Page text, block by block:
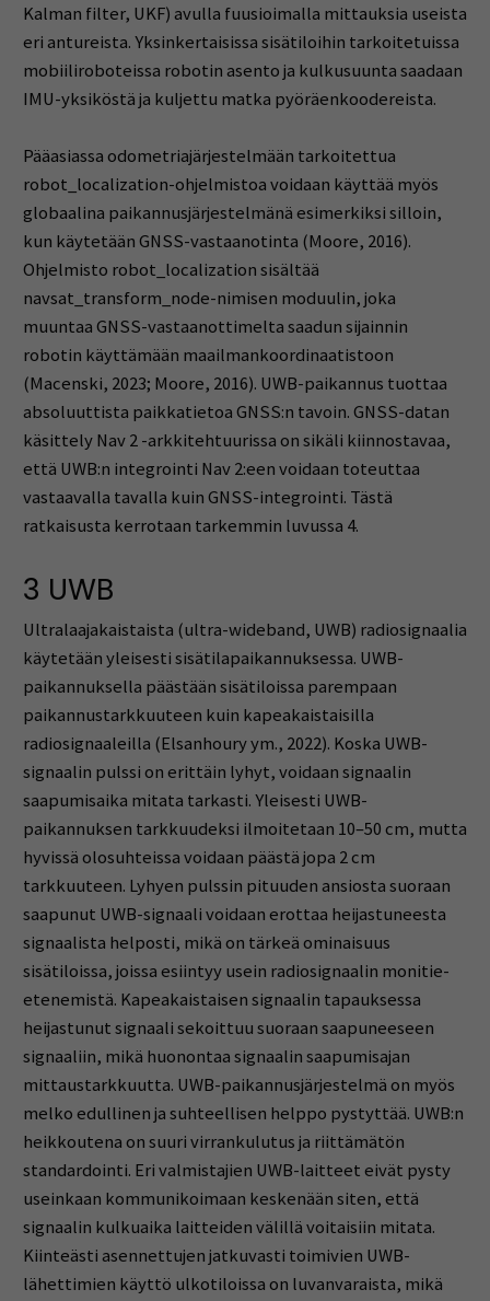
Kalman filter, UKF) avulla fuusioimalla mittauksia useista
eri antureista. Yksinkertaisissa sisätiloihin tarkoitetuissa
mobiiliroboteissa robotin asento ja kulkusuunta saadaan
IMU-yksiköstä ja kuljettu matka pyöräenkoodereista.
Pääasiassa odometriajärjestelmään tarkoitettua
robot_localization-ohjelmistoa voidaan käyttää myös
globaalina paikannusjärjestelmänä esimerkiksi silloin,
kun käytetään GNSS-vastaanotinta (Moore, 2016).
Ohjelmisto robot_localization sisältää
navsat_transform_node-nimisen moduulin, joka
muuntaa GNSS-vastaanottimelta saadun sijainnin
robotin käyttämään maailmankoordinaatistoon
(Macenski, 2023; Moore, 2016). UWB-paikannus tuottaa
absoluuttista paikkatietoa GNSS:n tavoin. GNSS-datan
käsittely Nav 2 -arkkitehtuurissa on sikäli kiinnostavaa,
että UWB:n integrointi Nav 2:een voidaan toteuttaa
vastaavalla tavalla kuin GNSS-integrointi. Tästä
ratkaisusta kerrotaan tarkemmin luvussa 4.
3 UWB
Ultralaajakaistaista (ultra-wideband, UWB) radiosignaalia
käytetään yleisesti sisätilapaikannuksessa. UWB-
paikannuksella päästään sisätiloissa parempaan
paikannustarkkuuteen kuin kapeakaistaisilla
radiosignaaleilla (Elsanhoury ym., 2022). Koska UWB-
signaalin pulssi on erittäin lyhyt, voidaan signaalin
saapumisaika mitata tarkasti. Yleisesti UWB-
paikannuksen tarkkuudeksi ilmoitetaan 10–50 cm, mutta
hyvissä olosuhteissa voidaan päästä jopa 2 cm
tarkkuuteen. Lyhyen pulssin pituuden ansiosta suoraan
saapunut UWB-signaali voidaan erottaa heijastuneesta
signaalista helposti, mikä on tärkeä ominaisuus
sisätiloissa, joissa esiintyy usein radiosignaalin monitie-
etenemistä. Kapeakaistaisen signaalin tapauksessa
heijastunut signaali sekoittuu suoraan saapuneeseen
signaaliin, mikä huonontaa signaalin saapumisajan
mittaustarkkuutta. UWB-paikannusjärjestelmä on myös
melko edullinen ja suhteellisen helppo pystyttää. UWB:n
heikkoutena on suuri virrankulutus ja riittämätön
standardointi. Eri valmistajien UWB-laitteet eivät pysty
useinkaan kommunikoimaan keskenään siten, että
signaalin kulkuaika laitteiden välillä voitaisiin mitata.
Kiinteästi asennettujen jatkuvasti toimivien UWB-
lähettimien käyttö ulkotiloissa on luvanvaraista, mikä